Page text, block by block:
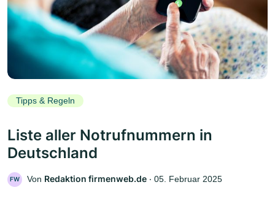
Tipps & Regeln
Liste aller Notrufnummern in
Deutschland
FW Von Redaktion firmenweb.de ‧ 05. Februar 2025